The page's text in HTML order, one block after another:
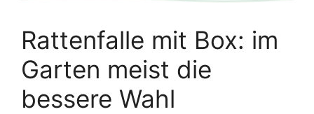
Rattenfalle mit Box: im
Garten meist die
bessere Wahl